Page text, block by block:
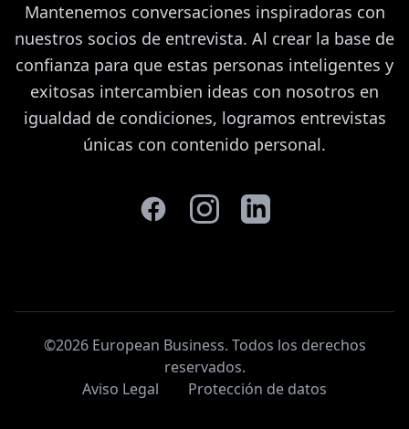
Mantenemos conversaciones inspiradoras con
nuestros socios de entrevista. Al crear la base de
confianza para que estas personas inteligentes y
exitosas intercambien ideas con nosotros en
igualdad de condiciones, logramos entrevistas
únicas con contenido personal.
©2026 European Business. Todos los derechos
reservados.
Aviso Legal
Protección de datos